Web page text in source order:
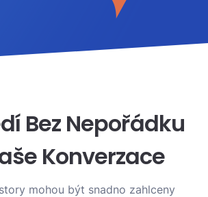
Bez Nepořádku
Konverzace
mohou být snadno zahlceny